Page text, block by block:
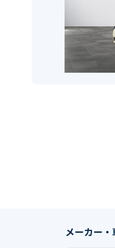
メーカー・